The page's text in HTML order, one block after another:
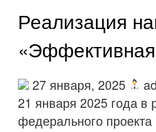
Реализация
«Эффективная
27 января, 2025
21 января 2025 года в
федерального проекта